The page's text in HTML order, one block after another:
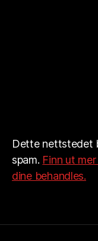
Dette nettstedet
spam. Finn ut
dine behandles.